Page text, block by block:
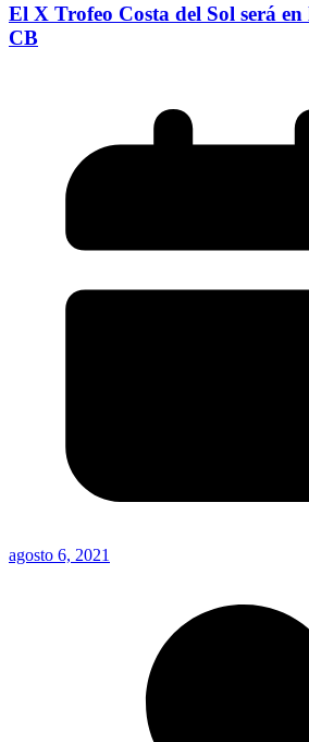
El X Trofeo Costa del Sol será en
CB
agosto 6, 2021